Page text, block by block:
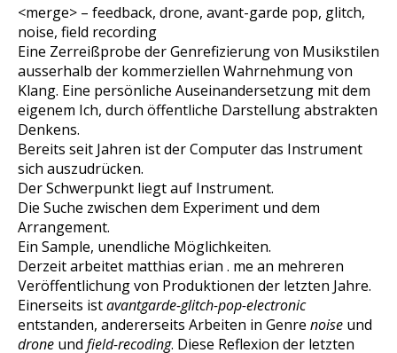
<merge> – feedback, drone, avant-garde pop, glitch,
noise, field recording
Eine Zerreißprobe der Genrefizierung von Musikstilen
ausserhalb der kommerziellen Wahrnehmung von
Klang. Eine persönliche Auseinandersetzung mit dem
eigenem Ich, durch öffentliche Darstellung abstrakten
Denkens.
Bereits seit Jahren ist der Computer das Instrument
sich auszudrücken.
Der Schwerpunkt liegt auf Instrument.
Die Suche zwischen dem Experiment und dem
Arrangement.
Ein Sample, unendliche Möglichkeiten.
Derzeit arbeitet matthias erian . me an mehreren
Veröffentlichung von Produktionen der letzten Jahre.
Einerseits istavantgarde-glitch-pop-electronic
entstanden, andererseits Arbeiten in Genre noise und
drone und field-recoding. Diese Reflexion der letzten